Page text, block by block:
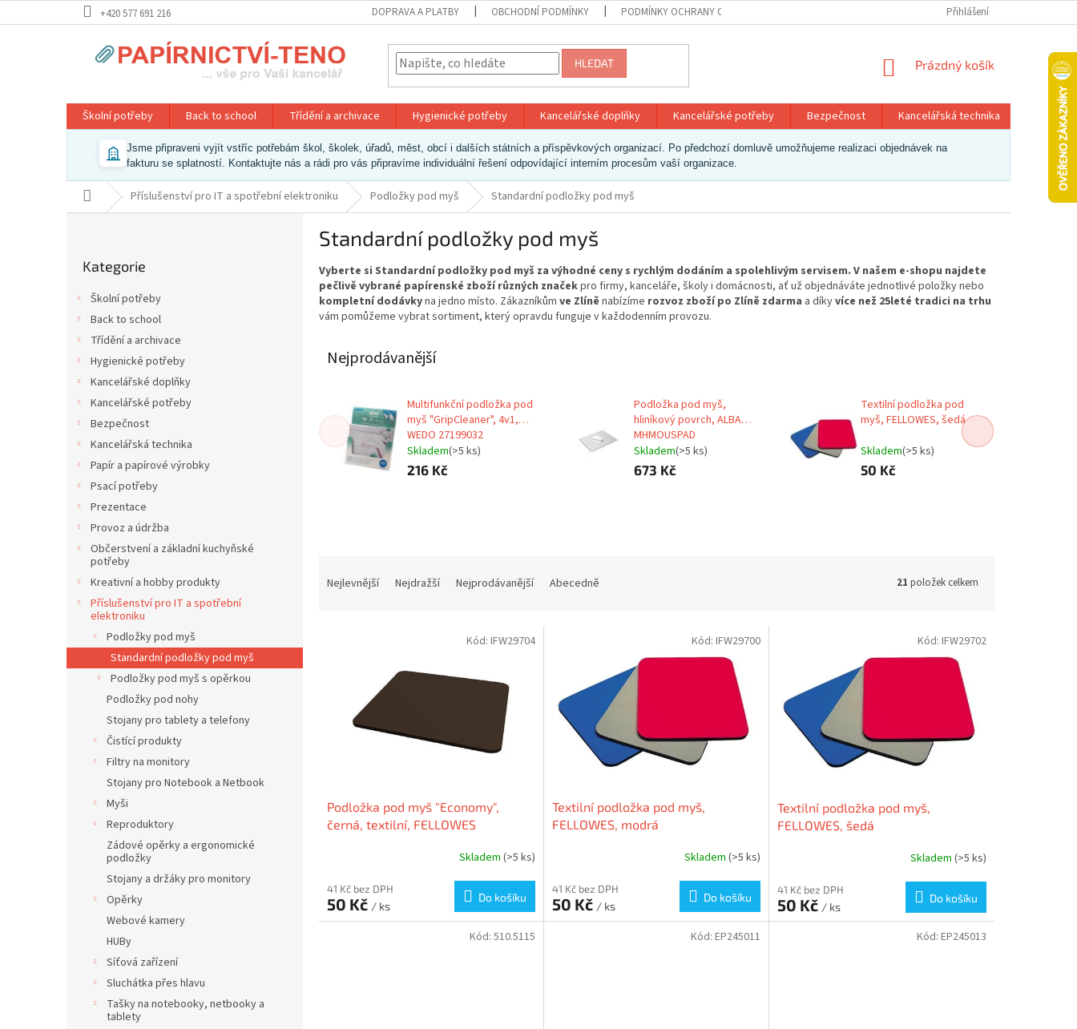
na
+420 577 691 216 DOPRAVA A PLATBY OBCHODNÍ PODMÍNKY PODMÍNKY OCHRANY OSOBNÍCH ÚDAJŮ Přihlášení
HLEDAT
NÁKUPNÍ
Prázdný košík
Školní potřeby Back to school Třídění a archivace Hygienické potřeby Kancelářské doplňky Kancelářské potřeby Bezpečnost Kancelářská technika Papír a
Jsme připraveni vyjít vstříc potřebám škol, školek, úřadů, měst, obcí i dalších státních a příspěvkových organizací. Po předchozí domluvě umožňujeme realizaci objednávek na
fakturu se splatností. Kontaktujte nás a rádi pro vás připravíme individuální řešení odpovídající interním procesům vaší organizace.
Domů Příslušenství pro IT a spotřební elektroniku Podložky pod myš Standardní podložky pod myš
kategorie
Kategorie
Školní potřeby
Back to school
Třídění a archivace
Hygienické potřeby
Kancelářské doplňky
Kancelářské potřeby
Bezpečnost
Kancelářská technika
Papír a papírové výrobky
Psací potřeby
Prezentace
Provoz a údržba
Občerstvení a základní kuchyňské
potřeby
Kreativní a hobby produkty
Příslušenství pro IT a spotřební
elektroniku
Podložky pod myš
Standardní podložky pod myš
Podložky pod myš s opěrkou
Podložky pod nohy
Stojany pro tablety a telefony
Čistící produkty
Filtry na monitory
Stojany pro Notebook a Netbook
Myši
Reproduktory
Zádové opěrky a ergonomické
podložky
Stojany a držáky pro monitory
Opěrky
Webové kamery
HUBy
Síťová zařízení
Sluchátka přes hlavu
Tašky na notebooky, netbooky a
tablety
Standardní podložky pod myš
Vyberte si Standardní podložky pod myš za výhodné ceny s rychlým dodáním a spolehlivým servisem. V našem e-shopu najdete
pečlivě vybrané papírenské zboží různých značekpro firmy, kanceláře, školy i domácnosti, ať už objednáváte jednotlivé položky nebo
kompletní dodávkyna jedno místo. Zákazníkům ve Zlíně nabízíme rozvoz zboží po Zlíně zdarma a díkyvíce než 25leté tradici na trhu
vám pomůžeme vybrat sortiment, který opravdu funguje v každodenním provozu.
Nejprodávanější
Multifunkční podložka pod
myš "GripCleaner", 4v1,
WEDO 27199032
Skladem(>5 ks)
216 Kč
Podložka pod myš,
hliníkový povrch, ALBA
MHMOUSPAD
Skladem(>5 ks)
673 Kč
Textilní podložka pod
myš, FELLOWES, šedá
Skladem(>5 ks)
50 Kč
Nejlevnější Nejdražší Nejprodávanější Abecedně 21 položek celkem
Podložka pod myš "Economy",
černá, textilní, FELLOWES
Skladem (>5 ks)
41 Kč bez DPH
50 Kč / ks
Do košíku
Kód: IFW29704
Textilní podložka pod myš,
FELLOWES, modrá
Skladem (>5 ks)
41 Kč bez DPH
50 Kč / ks
Do košíku
Kód: IFW29700
Textilní podložka pod myš,
FELLOWES, šedá
Skladem (>5 ks)
41 Kč bez DPH
50 Kč / ks
Do košíku
Kód: IFW29702
Kód: 510.5115 Kód: EP245011 Kód: EP245013